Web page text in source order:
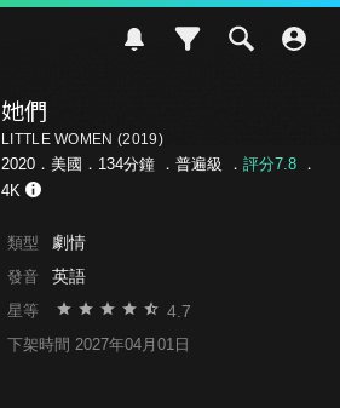
她們
LITTLE WOMEN (2019)
2020．美國．134分鐘 ． 普遍級 ． 評分7.8．
4K
類型 劇情
發音 英語
星等 4.7
下架時間 2027年04月01日